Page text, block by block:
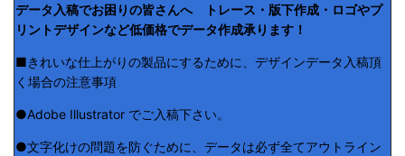
データ入稿でお困りの皆さんへ トレース・版下作成・ロゴやプ
リントデザインなど低価格でデータ作成承ります！
■きれいな仕上がりの製品にするために、デザインデータ入稿頂
く場合の注意事項
●Adobe Illustrator でご入稿下さい。
●文字化けの問題を防ぐために、データは必ず全てアウトライン